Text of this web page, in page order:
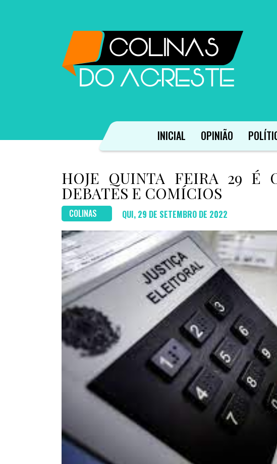
INICIAL OPINIÃO
HOJE QUINTA FEIRA 29 É
DEBATES E COMÍCIOS
COLINAS QUI, 29 DE SETEMBRO DE 2022